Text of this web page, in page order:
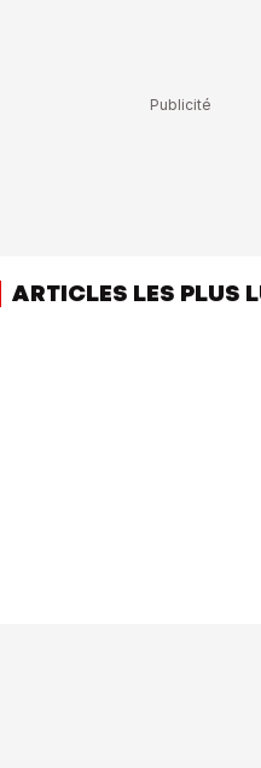
ARTICLES LES PLUS